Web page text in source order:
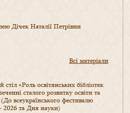
Дічек Наталії Петрівни
Всі матеріали
стіл «Роль освітянських бібліотек
сталого розвитку освіти та
всеукраїнського фестивалю
2026 та Дня науки)